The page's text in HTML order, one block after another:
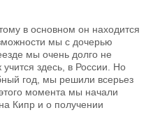
в основном он находится
мы с дочерью
мы очень долго не
здесь, в России. Но
год, мы решили всерьез
момента мы начали
Кипр и о получении